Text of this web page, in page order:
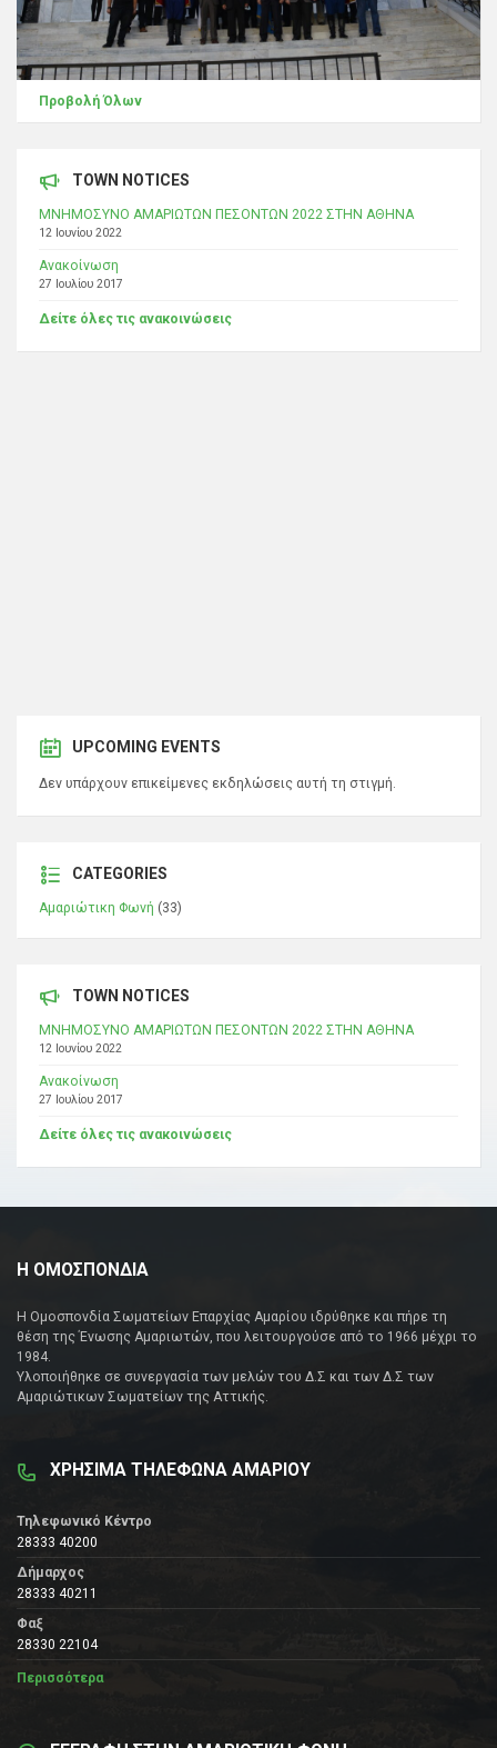
Προβολή Όλων
TOWN NOTICES
ΜΝΗΜΟΣΥΝΟ ΑΜΑΡΙΩΤΩΝ ΠΕΣΟΝΤΩΝ 2022 ΣΤΗΝ ΑΘΗΝΑ
12 Ιουνίου 2022
Ανακοίνωση
27 Ιουλίου 2017
Δείτε όλες τις ανακοινώσεις
UPCOMING EVENTS
Δεν υπάρχουν επικείμενες εκδηλώσεις αυτή τη στιγμή.
CATEGORIES
Αμαριώτικη Φωνή (33)
TOWN NOTICES
ΜΝΗΜΟΣΥΝΟ ΑΜΑΡΙΩΤΩΝ ΠΕΣΟΝΤΩΝ 2022 ΣΤΗΝ ΑΘΗΝΑ
12 Ιουνίου 2022
Ανακοίνωση
27 Ιουλίου 2017
Δείτε όλες τις ανακοινώσεις
Η ΟΜΟΣΠΟΝΔΙΑ
Η Ομοσπονδία Σωματείων Επαρχίας Αμαρίου ιδρύθηκε και πήρε τη
θέση της Ένωσης Αμαριωτών, που λειτουργούσε από το 1966 μέχρι το
1984.
Υλοποιήθηκε σε συνεργασία των μελών του Δ.Σ και των Δ.Σ των
Αμαριώτικων Σωματείων της Αττικής.
ΧΡΗΣΙΜΑ ΤΗΛΕΦΩΝΑ ΑΜΑΡΙΟΥ
Τηλεφωνικό Κέντρο
28333 40200
Δήμαρχος
28333 40211
Φαξ
28330 22104
Περισσότερα